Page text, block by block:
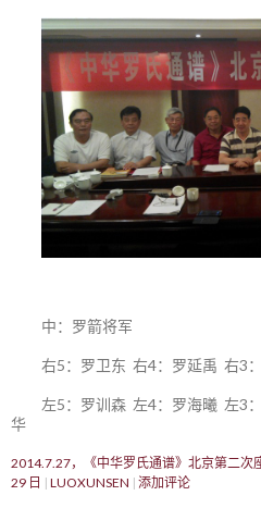
中：罗箭将军
右5：罗卫东 右4：罗延禹 右3
左5：罗训森 左4：罗海曦 左3
华
2014.7.27，《中华罗氏通谱》北京第二次
29 日
LUOXUNSEN 添加评论